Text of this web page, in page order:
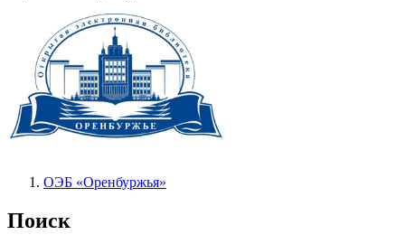
ОЭБ «Оренбуржья»
Поиск